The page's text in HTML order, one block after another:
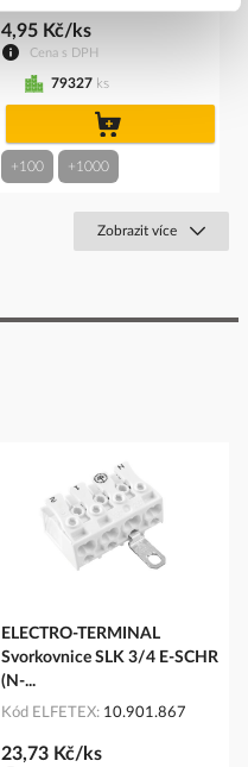
Cena s DPH
4,95 Kč/ks
79327 ks
+100 +1000
Zobrazit více
ELECTRO-TERMINAL
Svorkovnice SLK 3/4 E-SCHR
(N-...
Kód ELFETEX 10.901.867
23,73 Kč/ks